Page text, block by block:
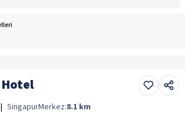
| SingapurMerkez:8.1 km